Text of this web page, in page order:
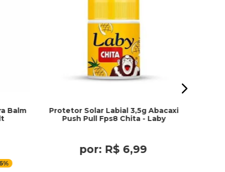
Balm
Protetor Solar Labial 3,5g Abacaxi
Push Pull Fps8 Chita - Laby
por: R$ 6,99